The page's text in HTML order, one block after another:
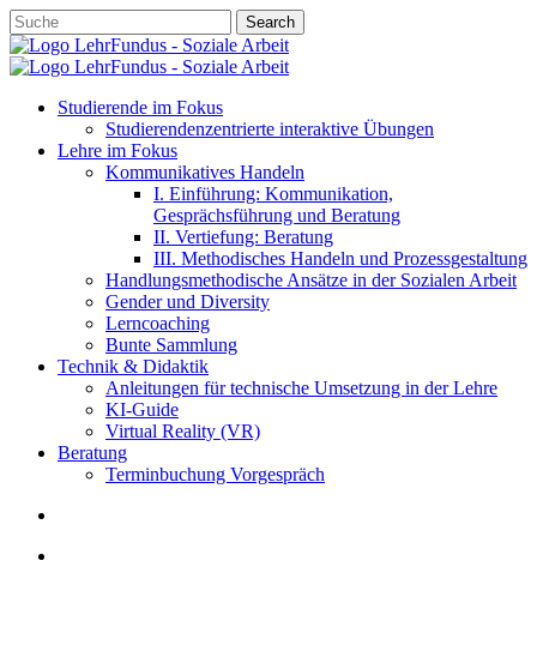
Skip
to
main
content
Search
Close
Search
account
search
Menu
Studierende im Fokus
Studierendenzentrierte interaktive Übungen
Lehre im Fokus
Kommunikatives Handeln
I. Einführung: Kommunikation,
Gesprächsführung und Beratung
II. Vertiefung: Beratung
III. Methodisches Handeln und Prozessgestaltung
Handlungsmethodische Ansätze in der Sozialen Arbeit
Gender und Diversity
Lerncoaching
Bunte Sammlung
Technik & Didaktik
Anleitungen für technische Umsetzung in der Lehre
KI-Guide
Virtual Reality (VR)
Beratung
Terminbuchung Vorgespräch